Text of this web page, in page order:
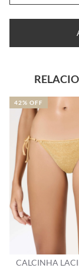
41% OFF